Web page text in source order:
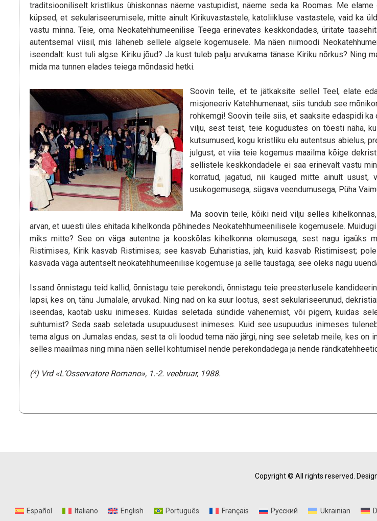
traditsiooniliselt kristlikus ühiskonnas näeme vastupidist, näeme seda ka Roomas. Me
küpsed, et sekulariseerumisele, mitte ainult Kirikuvastastele, katoliikluse vastastele, vaid ka
vastu minna. Teie, oma Neokatehhumeenilise Teega erinevates keskkondades, üritate
autentsemal viisil, mis läheneb sellele algsele kogemusele. Ma näen niimoodi
iseendalt: kust tuli algse Kiriku jõud? Ja kust tuleb palju arvukama tänase Kiriku nõrkus? Ning
mida ma tunnen elades teiega mõndasid hetki.
Soovin teile, et te jätkaksite sellel Teel, elate
misjoneeriv Katehhumenaat, siis tundub see
rohkemgi! Soovin teile siis, et saaksite edaspidi
vilju, sest teist, teie kogudustes on tõesti näha,
kutsumused, kogu kristliku elu autentsus abielus,
julgust, et viia teie kogemus maailma kõige
sellistele keskkondadele ei saa erinevalt vastu
korratud, jagatud, nii kauged mitte ainult
usukogemusega, sügava veendumusega, Püha
Ma soovin teile, kõiki neid vilju selles
arvan, et uuesti üles ehitada kihelkonda põhinedes Neokatehhumeenilisele kogemusele.
miks mitte? See on väga autentne ja kooskõlas kihelkonna olemusega, sest nagu
Ristimises, Kirik kasvab Ristimises; see kasvab Euharistias, jah, kuid kasvab Ristimisest;
kasvada väga autentselt neokatehhumeenilise kogemuse ja selle taustaga; see oleks nagu
Issand õnnistagu teid kallid, õnnistagu teie perekondi, õnnistagu teie preesterlusele
lapsi, kes on, tänu Jumalale, arvukad. Ning nad on ka suur lootus, sest sekulariseerunud,
iseendas, kaotab usku inimeses. Kuidas seletada sündide vähenemist, või pigem, kuidas
suhtumist? Seda saab seletada usupuudusest inimeses. Kuid see usupuudus inimeses
tema algus on Jumalas endas, sest ta oli loodud tema näo järgi, ning see seletab meile, kes on
selles maailmas ning mina näen sellel kohtumisel nende perekondadega ja nende
(*) Vrd «L’Osservatore Romano», 1.-2. veebruar, 1988.
Copyright © All rights reserved.
Español Italiano English Português Français Русский Ukrainian